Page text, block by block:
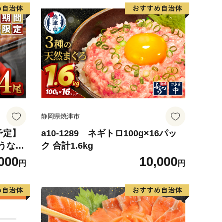
】
なぎ
円
静岡県焼津市
a10-1289 ネギトロ100g×16パッ
ク 合計1.6kg
10,000円